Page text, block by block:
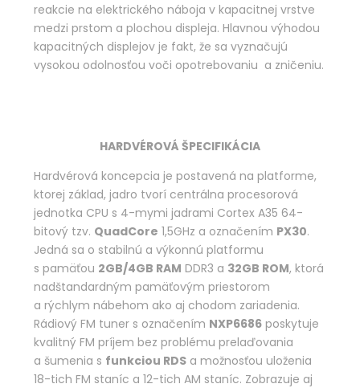
reakcie na elektrického náboja v kapacitnej vrstve
medzi prstom a plochou displeja. Hlavnou výhodou
kapacitných displejov je fakt, že sa vyznačujú
vysokou odolnosťou voči opotrebovaniu a zničeniu.
HARDVÉROVÁ ŠPECIFIKÁCIA
Hardvérová koncepcia je postavená na platforme,
ktorej základ, jadro tvorí centrálna procesorová
jednotka CPU s 4-mymi jadrami Cortex A35 64-
bitový tzv. QuadCore 1,5GHz a označením PX30.
Jedná sa o stabilnú a výkonnú platformu
s pamäťou 2GB/4GB RAM DDR3 a 32GB ROM, ktorá
nadštandardným pamäťovým priestorom
a rýchlym nábehom ako aj chodom zariadenia.
Rádiový FM tuner s označením NXP6686 poskytuje
kvalitný FM príjem bez problému prelaďovania
a šumenia s funkciou RDS a možnosťou uloženia
18-tich FM staníc a 12-tich AM staníc. Zobrazuje aj